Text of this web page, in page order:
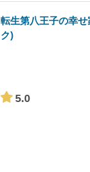
転生第八王子の幸
ク)
5.0